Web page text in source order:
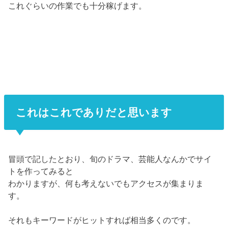
これぐらいの作業でも十分稼げます。
これはこれでありだと思います
冒頭で記したとおり、旬のドラマ、芸能人なんかでサイ
トを作ってみると
わかりますが、何も考えないでもアクセスが集まりま
す。
それもキーワードがヒットすれば相当多くのです。